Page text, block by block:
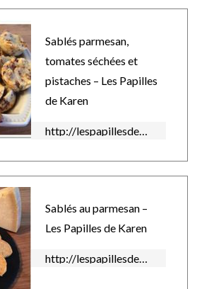
Sablés parmesan,
tomates séchées et
pistaches – Les Papilles
de Karen
http://lespapillesdekaren.over-blog.com/2015/09/sables-parmesan-tomates-sechees-et-pistaches.html
Sablés au parmesan –
Les Papilles de Karen
http://lespapillesdekaren.over-blog.com/2014/03/sabl%C3%A9s-au-parmesan.html